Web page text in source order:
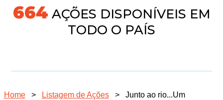
691AÇÕES DISPONÍVEIS EM
TODO O PAÍS
Home > Listagem de Ações >
Junto ao rio...Um